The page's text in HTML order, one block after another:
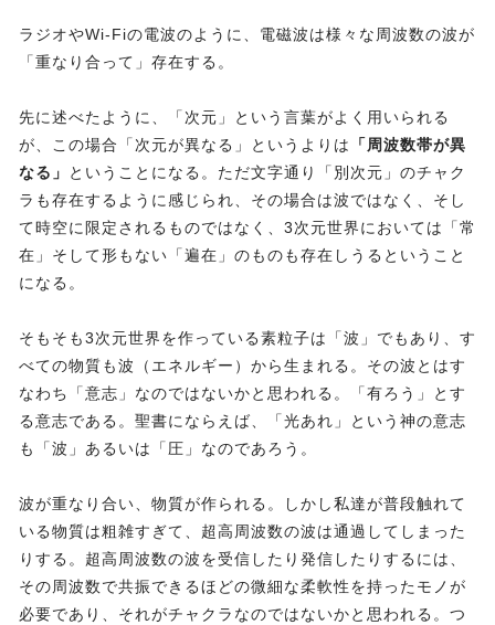
ラジオやWi-Fiの電波のように、電磁波は様々な周波数の波が
「重なり合って」存在する。
先に述べたように、「次元」という言葉がよく用いられる
が、この場合「次元が異なる」というよりは
「周波数帯が異
なる」
ということになる。ただ文字通り「別次元」のチャク
ラも存在するように感じられ、その場合は波ではなく、そし
て時空に限定されるものではなく、3次元世界においては「常
在」そして形もない「遍在」のものも存在しうるということ
になる。
そもそも3次元世界を作っている素粒子は「波」でもあり、す
べての物質も波（エネルギー）から生まれる。その波とはす
なわち「意志」なのではないかと思われる。「有ろう」とす
る意志である。聖書にならえば、「光あれ」という神の意志
も「波」あるいは「圧」なのであろう。
波が重なり合い、物質が作られる。しかし私達が普段触れて
いる物質は粗雑すぎて、超高周波数の波は通過してしまった
りする。超高周波数の波を受信したり発信したりするには、
その周波数で共振できるほどの微細な柔軟性を持ったモノが
必要であり、それがチャクラなのではないかと思われる。つ